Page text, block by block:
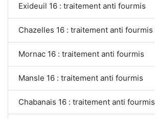
Exideuil 16 : traitement anti fourmis
Chazelles 16 : traitement anti fourmis
Mornac 16 : traitement anti fourmis
Mansle 16 : traitement anti fourmis
Chabanais 16 : traitement anti fourmis